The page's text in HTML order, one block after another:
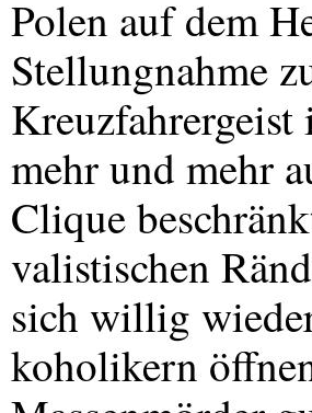
Polen auf dem
Stellungnahme
Kreuzfahrergeist
mehr und mehr
Clique
valistischen
sich willig
koholikern